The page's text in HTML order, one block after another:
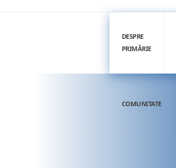
DESPRE
PRIMĂRIE
COMUNITATE